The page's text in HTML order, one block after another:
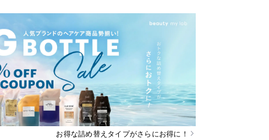
お得な詰め替えタイプがさらにお得に！